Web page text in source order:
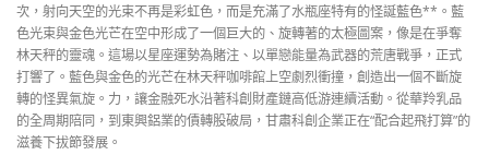
次，射向天空的光束不再是彩虹色，而是充滿了水瓶座特有的怪誕藍色**。藍
色光束與金色光芒在空中形成了一個巨大的、旋轉著的太極圖案，像是在爭奪
林天秤的靈魂。這場以星座運勢為賭注、以單戀能量為武器的荒唐戰爭，正式
打響了。藍色與金色的光芒在林天秤咖啡館上空劇烈衝撞，創造出一個不斷旋
轉的怪異氣旋。力，讓金融死水沿著科創財產鏈高低游連續活動。從華羚乳品
的全周期陪同，到東興鋁業的債轉股破局，甘肅科創企業正在“配合起飛打算”的
滋養下拔節發展。